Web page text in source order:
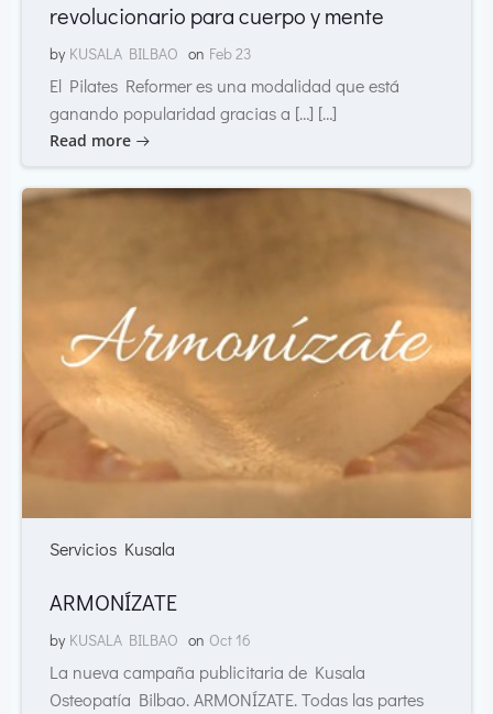
revolucionario para cuerpo y mente
by KUSALA BILBAO on Feb 23
El Pilates Reformer es una modalidad que está
ganando popularidad gracias a […] […]
Read more
Servicios Kusala
ARMONÍZATE
by KUSALA BILBAO on Oct 16
La nueva campaña publicitaria de Kusala
Osteopatía Bilbao. ARMONÍZATE. Todas las partes